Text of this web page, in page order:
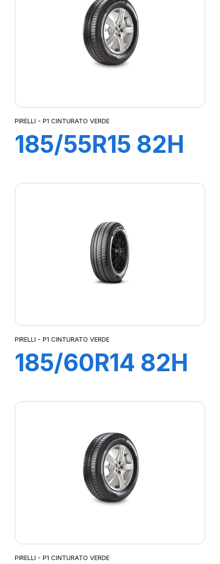
PIRELLI - P1 CINTURATO VERDE
185/55R15 82H
PIRELLI - P1 CINTURATO VERDE
185/60R14 82H
PIRELLI - P1 CINTURATO VERDE